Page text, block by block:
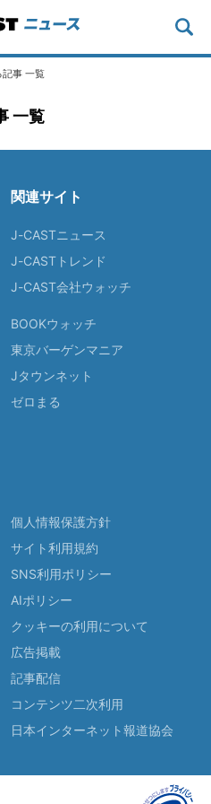
事 一覧
一覧
関連サイト
J-CASTニュース
J-CASTトレンド
J-CAST会社ウォッチ
BOOKウォッチ
東京バーゲンマニア
Jタウンネット
ゼロまる
個人情報保護方針
サイト利用規約
SNS利用ポリシー
AIポリシー
クッキーの利用について
広告掲載
記事配信
コンテンツ二次利用
日本インターネット報道協会